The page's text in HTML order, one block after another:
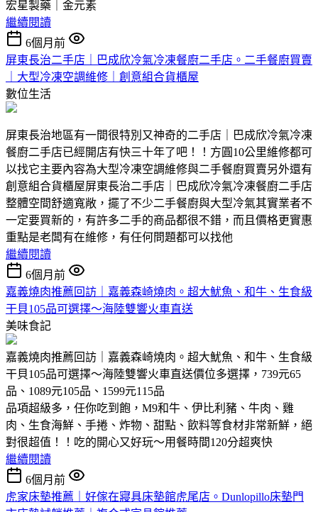
宏星製藥｜金元素
繼續閱讀
6個月前
屏東長治二手店｜巴成欣冷氣冷凍餐廚二手店。二手餐廚買賣
｜大型冷凍空調維修｜創意組合貨櫃屋
數位生活
屏東長治地區有一間很特別又神奇的二手店｜巴成欣冷氣冷凍
餐廚二手店已經開店有快三十年了吧！！方圓10公里維修都可
以找它主要內容為大型冷凍空調維修與二手餐廚買賣另外還有
創意組合貨櫃屋屏東長治二手店｜巴成欣冷氣冷凍餐廚二手店
整體空間舒適寬敞，擺了不少二手餐廚與大型冷氣其實業者不
一定要買新的，有許多二手的商品都很不錯，而且價格更實惠
重點是老闆有在維修，有任何問題都可以找他
繼續閱讀
6個月前
嘉義燒肉推薦回訪｜嘉義森崎燒肉。超大魷魚、和牛、生食級
干貝105品可選擇～海陸雙響火車直送
美味食記
嘉義燒肉推薦回訪｜嘉義森崎燒肉。超大魷魚、和牛、生食級
干貝105品可選擇～海陸雙響火車直送價位多選擇，739元65
品、1089元105品、1599元115品
品項超級多，任你吃到飽，M9和牛、伊比利豬、牛肉、雞
肉、生食海鮮、手捲、炸物、甜點、飲料等食材非常新鮮，絕
對很超值！！吃的開心又好玩～用餐時間120分超爽快
繼續閱讀
6個月前
虎家床墊推薦｜好傢在寢具床墊館虎尾店。Dunlopillo床墊門